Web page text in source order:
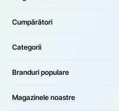
Cumpărători
Categorii
Branduri populare
Magazinele noastre